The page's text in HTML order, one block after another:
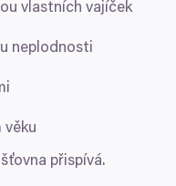
vlastních vajíček
neplodnosti
věku
přispívá.